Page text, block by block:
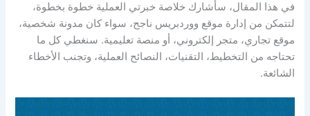
في هذا المقال، سأشارك خلاصة خبرتي العملية خطوة بخطوة،
لتتمكن من إدارة موقع ووردبريس ناجح، سواء كان مدونة شخصية،
موقع تجاري، متجر إلكتروني، أو منصة تعليمية. سنغطي كل ما
تحتاجه من التخطيط، التقنيات، النصائح العملية، وتجنب الأخطاء
الشائعة.